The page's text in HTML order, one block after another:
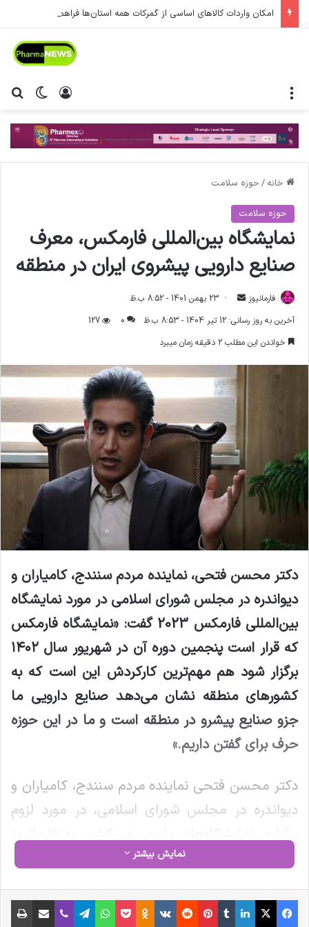
امکان واردات کالاهای اساسی از گمرکات همه استان‌ها فراهم شد.
تغییر ورود
خانه / حوزه سلامت
حوزه سلامت
نمایشگاه بین‌المللی فارمکس، معرف
صنایع دارویی پیشروی ایران در منطقه
فارمانیوز
ا
ل
ا
ی
ی
ل
23 بهمن 1401 - 8:52 ب.ظ
آخرین به روز رسانی: 12 تیر 1404 - 8:53 ب.ظ
0
127
خواندن این مطلب 2 دقیقه زمان میبرد
دکتر محسن فتحی، نماینده مردم سنندج، کامیاران و
دیواندره در مجلس شورای اسلامی در مورد نمایشگاه
بین‌المللی فارمکس 2023 گفت: «نمایشگاه فارمکس
که قرار است پنجمین دوره آن در شهریور سال ۱۴۰۲
برگزار شود هم مهم‌ترین کارکردش این است که به
کشورهای منطقه نشان می‌دهد صنایع دارویی ما
جزو صنایع پیشرو در منطقه است و ما در این حوزه
حرف برای گفتن داریم.»
دکتر محسن فتحی نماینده مردم سنندج، کامیاران و
دیواندره در مجلس شورای اسلامی، در مورد لزوم
گفت: «صنعت دارویی در ایران چند دهه قدمت دارد
پیشرو در این حوزه هستیم. خوشبختانه با وجود
نمایش بیشتر
فیس بوک X لینکدین ‫تامبلر ‫پین‌ترست ‫رددیت ‫VKontakte
‫Odnoklassniki پاکت واتس آپ تلگرام وایبر اشتراک گذاری از طریق ایمیل